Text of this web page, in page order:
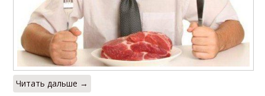
Читать дальше →